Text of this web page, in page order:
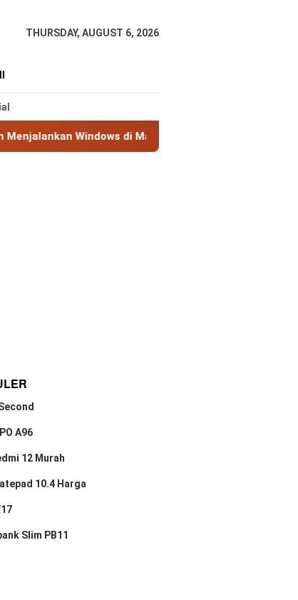
THURSDAY, AUGUST 6, 2026
di Mac Tanpa Restart
A96
12 Murah
10.4 Harga
Slim PB11